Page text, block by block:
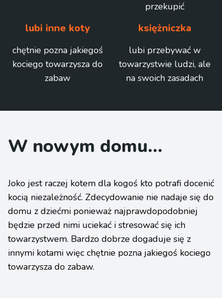
przekupić
lubi inne koty
chętnie pozna jakiegoś
kociego towarzysza do
zabaw
księżniczka
lubi przebywać w
towarzystwie ludzi, ale
na swoich zasadach
W nowym domu...
Joko jest raczej kotem dla kogoś kto potrafi docenić
kocią niezależność. Zdecydowanie nie nadaje się do
domu z dziećmi ponieważ najprawdopodobniej
będzie przed nimi uciekać i stresować się ich
towarzystwem. Bardzo dobrze dogaduje się z
innymi kotami więc chętnie pozna jakiegoś kociego
towarzysza do zabaw.